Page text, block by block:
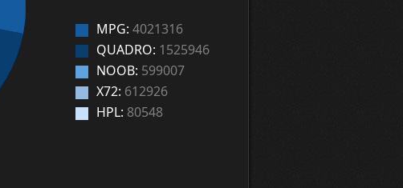
MPG: 4021316
QUADRO: 1525946
NOOB: 599007
X72: 612926
HPL: 80548